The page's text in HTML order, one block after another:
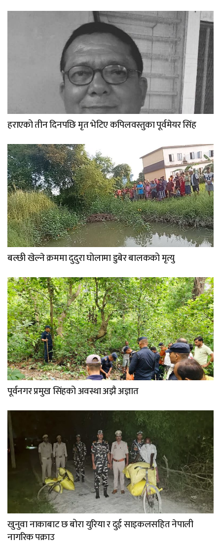
हराएको तीन दिनपछि मृत भेटिए कपिलवस्तुका पूर्वमेयर सिंह
बल्छी खेल्ने क्रममा दुदुरा घोलामा डुबेर बालकको मृत्यु
पूर्वनगर प्रमुख सिंहको अवस्था अझै अज्ञात
खुनुवा नाकाबाट छ बोरा युरिया र दुई साइकलसहित नेपाली
नागरिक पक्राउ